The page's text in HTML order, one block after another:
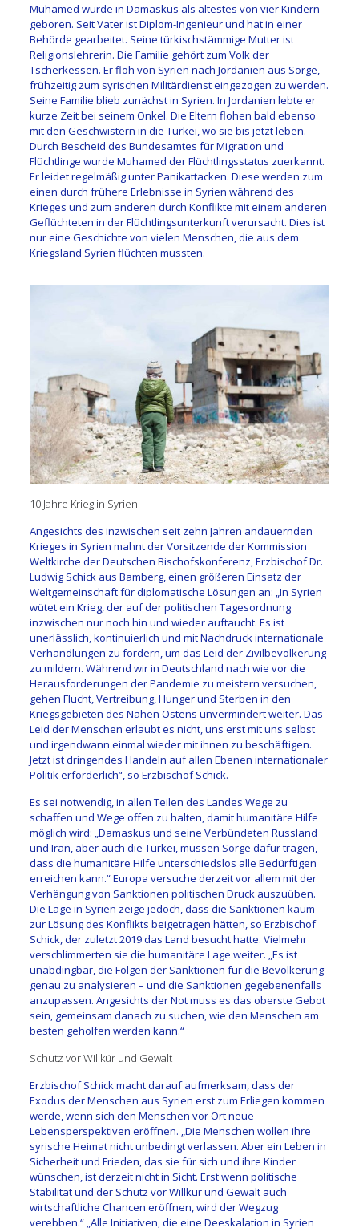
Muhamed wurde in Damaskus als ältestes von vier Kindern
geboren. Seit Vater ist Diplom-Ingenieur und hat in einer
Behörde gearbeitet. Seine türkischstämmige Mutter ist
Religionslehrerin. Die Familie gehört zum Volk der
Tscherkessen. Er floh von Syrien nach Jordanien aus Sorge,
frühzeitig zum syrischen Militärdienst eingezogen zu werden.
Seine Familie blieb zunächst in Syrien. In Jordanien lebte er
kurze Zeit bei seinem Onkel. Die Eltern flohen bald ebenso
mit den Geschwistern in die Türkei, wo sie bis jetzt leben.
Durch Bescheid des Bundesamtes für Migration und
Flüchtlinge wurde Muhamed der Flüchtlingsstatus zuerkannt.
Er leidet regelmäßig unter Panikattacken. Diese werden zum
einen durch frühere Erlebnisse in Syrien während des
Krieges und zum anderen durch Konflikte mit einem anderen
Geflüchteten in der Flüchtlingsunterkunft verursacht. Dies ist
nur eine Geschichte von vielen Menschen, die aus dem
Kriegsland Syrien flüchten mussten.
10 Jahre Krieg in Syrien
Angesichts des inzwischen seit zehn Jahren andauernden
Krieges in Syrien mahnt der Vorsitzende der Kommission
Weltkirche der Deutschen Bischofskonferenz, Erzbischof Dr.
Ludwig Schick aus Bamberg, einen größeren Einsatz der
Weltgemeinschaft für diplomatische Lösungen an: „In Syrien
wütet ein Krieg, der auf der politischen Tagesordnung
inzwischen nur noch hin und wieder auftaucht. Es ist
unerlässlich, kontinuierlich und mit Nachdruck internationale
Verhandlungen zu fördern, um das Leid der Zivilbevölkerung
zu mildern. Während wir in Deutschland nach wie vor die
Herausforderungen der Pandemie zu meistern versuchen,
gehen Flucht, Vertreibung, Hunger und Sterben in den
Kriegsgebieten des Nahen Ostens unvermindert weiter. Das
Leid der Menschen erlaubt es nicht, uns erst mit uns selbst
und irgendwann einmal wieder mit ihnen zu beschäftigen.
Jetzt ist dringendes Handeln auf allen Ebenen internationaler
Politik erforderlich“, so Erzbischof Schick.
Es sei notwendig, in allen Teilen des Landes Wege zu
schaffen und Wege offen zu halten, damit humanitäre Hilfe
möglich wird: „Damaskus und seine Verbündeten Russland
und Iran, aber auch die Türkei, müssen Sorge dafür tragen,
dass die humanitäre Hilfe unterschiedslos alle Bedürftigen
erreichen kann.“ Europa versuche derzeit vor allem mit der
Verhängung von Sanktionen politischen Druck auszuüben.
Die Lage in Syrien zeige jedoch, dass die Sanktionen kaum
zur Lösung des Konflikts beigetragen hätten, so Erzbischof
Schick, der zuletzt 2019 das Land besucht hatte. Vielmehr
verschlimmerten sie die humanitäre Lage weiter. „Es ist
unabdingbar, die Folgen der Sanktionen für die Bevölkerung
genau zu analysieren – und die Sanktionen gegebenenfalls
anzupassen. Angesichts der Not muss es das oberste Gebot
sein, gemeinsam danach zu suchen, wie den Menschen am
besten geholfen werden kann.“
Schutz vor Willkür und Gewalt
Erzbischof Schick macht darauf aufmerksam, dass der
Exodus der Menschen aus Syrien erst zum Erliegen kommen
werde, wenn sich den Menschen vor Ort neue
Lebensperspektiven eröffnen. „Die Menschen wollen ihre
syrische Heimat nicht unbedingt verlassen. Aber ein Leben in
Sicherheit und Frieden, das sie für sich und ihre Kinder
wünschen, ist derzeit nicht in Sicht. Erst wenn politische
Stabilität und der Schutz vor Willkür und Gewalt auch
wirtschaftliche Chancen eröffnen, wird der Wegzug
verebben.“ „Alle Initiativen, die eine Deeskalation in Syrien